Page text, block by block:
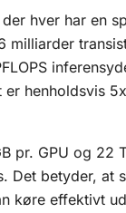
hver har en
milliarder
er henholdsvis
pr. GPU og 22
Det betyder, at
køre effektivt